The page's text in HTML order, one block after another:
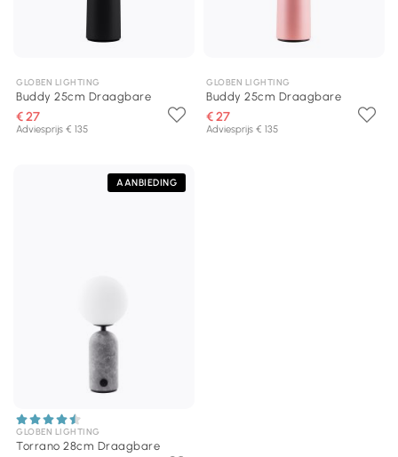
GLOBEN LIGHTING
Buddy 25cm Draagbare
€ 27
Adviesprijs € 135
GLOBEN LIGHTING
Buddy 25cm Draagbare
€ 27
Adviesprijs € 135
AANBIEDING
GLOBEN LIGHTING
Torrano 28cm Draagbare